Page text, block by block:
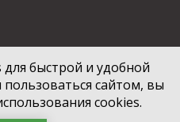
быстрой и удобной
сайтом, вы
cookies.